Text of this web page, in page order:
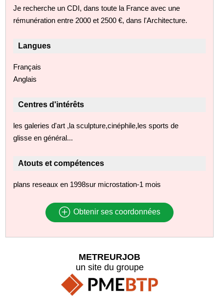
Je recherche un CDI, dans toute la France avec une
rémunération entre 2000 et 2500 €, dans l'Architecture.
Langues
Français
Anglais
Centres d'intérêts
les galeries d'art ,la sculpture,cinéphile,les sports de
glisse en général...
Atouts et compétences
plans reseaux en 1998sur microstation-1 mois
Obtenir ses coordonnées
METREURJOB
un site du groupe